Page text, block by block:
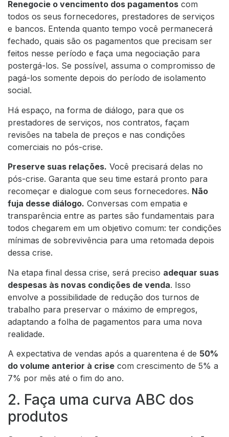
Renegocie o vencimento dos pagamentos com
todos os seus fornecedores, prestadores de serviços
e bancos. Entenda quanto tempo você permanecerá
fechado, quais são os pagamentos que precisam ser
feitos nesse período e faça uma negociação para
postergá-los. Se possível, assuma o compromisso de
pagá-los somente depois do período de isolamento
social.
Há espaço, na forma de diálogo, para que os
prestadores de serviços, nos contratos, façam
revisões na tabela de preços e nas condições
comerciais no pós-crise.
Preserve suas relações. Você precisará delas no
pós-crise. Garanta que seu time estará pronto para
recomeçar e dialogue com seus fornecedores. Não
fuja desse diálogo. Conversas com empatia e
transparência entre as partes são fundamentais para
todos chegarem em um objetivo comum: ter condições
mínimas de sobrevivência para uma retomada depois
dessa crise.
Na etapa final dessa crise, será preciso adequar suas
despesas às novas condições de venda. Isso
envolve a possibilidade de redução dos turnos de
trabalho para preservar o máximo de empregos,
adaptando a folha de pagamentos para uma nova
realidade.
A expectativa de vendas após a quarentena é de 50%
do volume anterior à crise com crescimento de 5% a
7% por mês até o fim do ano.
2. Faça uma curva ABC dos
produtos